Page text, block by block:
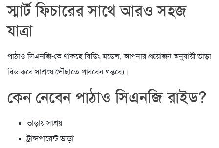
স্মার্ট ফিচারের সাথে আরও সহজ
যাত্রা
পাঠাও সিএনজি-তে থাকছে বিডিং মডেল, আপনার প্রয়োজন অনুযায়ী ভাড়া
বিড করে সাশ্রয়ে পৌঁছাতে পারবেন গন্তব্যে।
কেন নেবেন পাঠাও সিএনজি রাইড?
ভাড়ায় সাশ্রয়
ট্রান্সপারেন্ট ভাড়া